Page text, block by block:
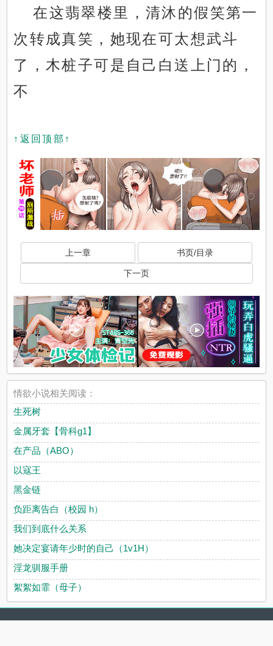
在这翡翠楼里，清沐的假笑第一
次转成真笑，她现在可太想武斗
了，木桩子可是自己白送上门的，
不
↑返回顶部↑
上一章 书页/目录
下一页
情欲小说相关阅读：
生死树
金属牙套【骨科g1】
在产品（ABO）
以寇王
黑金链
负距离告白（校园 h）
我们到底什么关系
她决定宴请年少时的自己（1v1H）
淫龙驯服手册
絮絮如霏（母子）